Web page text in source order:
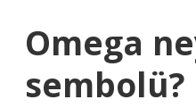
Omega
sembolü?